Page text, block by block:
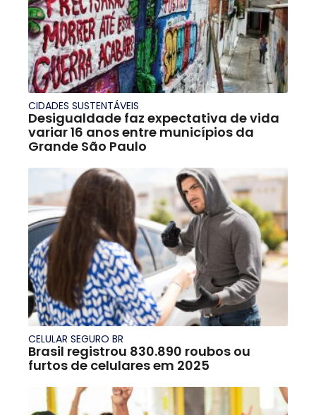
CIDADES SUSTENTÁVEIS
Desigualdade faz expectativa de vida
variar 16 anos entre municípios da
Grande São Paulo
CELULAR SEGURO BR
Brasil registrou 830.890 roubos ou
furtos de celulares em 2025